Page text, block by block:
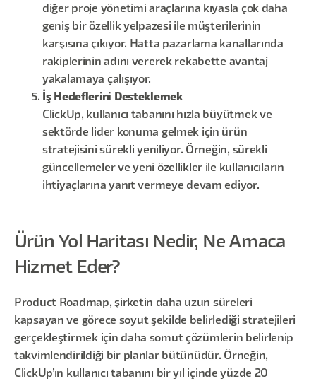
diğer proje yönetimi araçlarına kıyasla çok daha
geniş bir özellik yelpazesi ile müşterilerinin
karşısına çıkıyor. Hatta pazarlama kanallarında
rakiplerinin adını vererek rekabette avantaj
yakalamaya çalışıyor.
İş Hedeflerini Desteklemek
ClickUp, kullanıcı tabanını hızla büyütmek ve
sektörde lider konuma gelmek için ürün
stratejisini sürekli yeniliyor. Örneğin, sürekli
güncellemeler ve yeni özellikler ile kullanıcıların
ihtiyaçlarına yanıt vermeye devam ediyor.
Ürün Yol Haritası Nedir, Ne Amaca
Hizmet Eder?
Product Roadmap, şirketin daha uzun süreleri
kapsayan ve görece soyut şekilde belirlediği stratejileri
gerçekleştirmek için daha somut çözümlerin belirlenip
takvimlendirildiği bir planlar bütünüdür. Örneğin,
ClickUp’ın kullanıcı tabanını bir yıl içinde yüzde 20